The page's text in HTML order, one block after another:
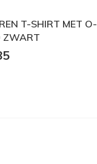
T-SHIRT MET O-
ZWART